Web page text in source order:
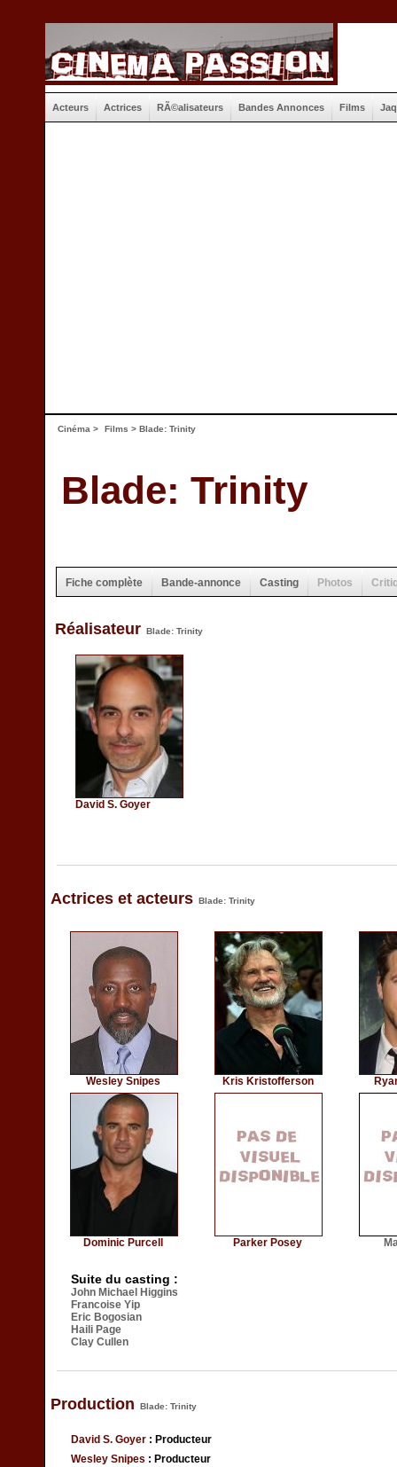
Acteurs Actrices RÃ©alisateurs Bandes Annonces Films
Cinéma > Films > Blade: Trinity
Blade: Trinity
Fiche complète Bande-annonce Casting Photos
Réalisateur Blade: Trinity
David S. Goyer
Actrices et acteurs Blade: Trinity
Wesley Snipes Kris Kristofferson
Dominic Purcell Parker Posey
Suite du casting :
John Michael Higgins
Francoise Yip
Eric Bogosian
Haili Page
Clay Cullen
Production Blade: Trinity
David S. Goyer : Producteur
Wesley Snipes : Producteur